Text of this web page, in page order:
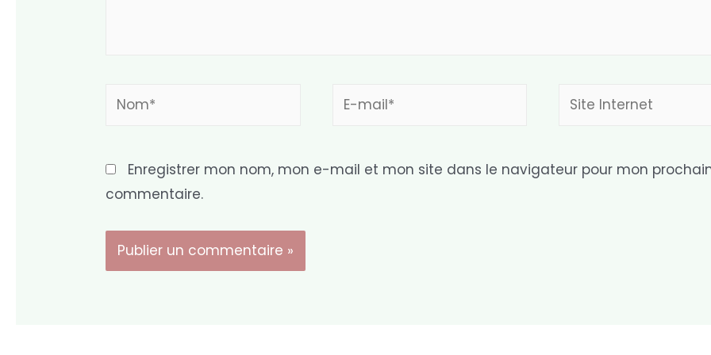
Nom*
E-
Site
Enregistrer mon nom, mon e-mail et mon site dans le navigateur pour mon
commentaire.